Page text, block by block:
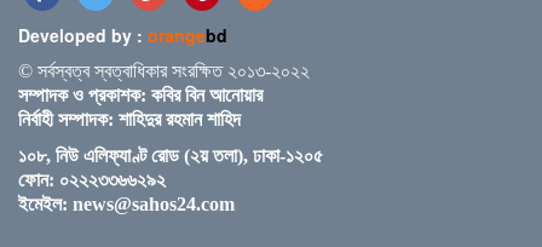
স্পিকারের সাথে মালয়েশিয়ার হাউজ অব রিপ্রেজেনটেটিভের
স্পিকারের বৈঠক
ছাত্র-ছাত্রীদের সুনাগরিক হিসেবে গড়ে ওঠার আহ্বান সিমিন
হোসেন রিমির
Developed by : orangebd
© সর্বস্বত্ব স্বত্বাধিকার সংরক্ষিত ২০১৩-২০২২
সম্পাদক ও প্রকাশক: কবির বিন আনোয়ার
নির্বাহী সম্পাদক: শাহিদুর রহমান শাহিদ
১০৮, নিউ এলিফ্যাণ্ট রোড (২য় তলা), ঢাকা-১২০৫
ফোন: ০২২২৩৩৬৬২৯২
ইমেইল: news@sahos24.com